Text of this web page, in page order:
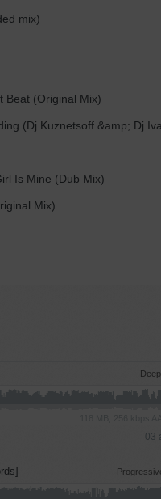
mix)
(Original Mix)
(Dj Kuznetsoff &amp; Dj
Is Mine (Dub Mix)
Mix)
03